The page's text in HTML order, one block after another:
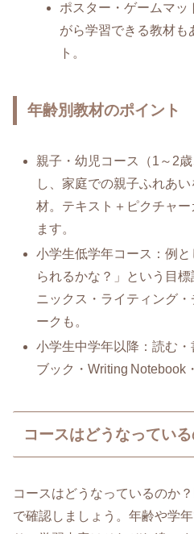
ポスター・ゲームマッ
がら学習できる教材も
ト。
年齢別教材のポイント
親子・幼児コース（1～2
し、家庭での親子ふれあ
材。テキスト＋ピクチャ
ます。
小学生低学年コース：例
られるかな？」という目
ニックス・ライティング
ークも。
小学生中学年以降：読む
ブック・Writing Notebook
コースはどうなっている
コースはどうなっているのか
で確認しましょう。年齢や学